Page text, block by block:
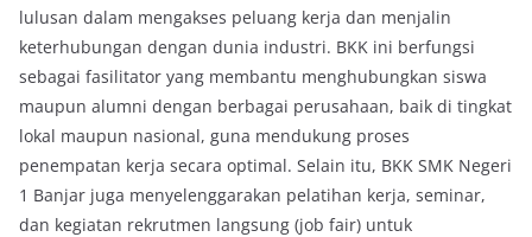
lulusan dalam mengakses peluang kerja dan menjalin
keterhubungan dengan dunia industri. BKK ini berfungsi
sebagai fasilitator yang membantu menghubungkan siswa
maupun alumni dengan berbagai perusahaan, baik di tingkat
lokal maupun nasional, guna mendukung proses
penempatan kerja secara optimal. Selain itu, BKK SMK Negeri
1 Banjar juga menyelenggarakan pelatihan kerja, seminar,
dan kegiatan rekrutmen langsung (job fair) untuk